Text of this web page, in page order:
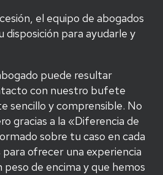
el equipo de abogados
para ayudarle y
puede resultar
con nuestro bufete
sencillo y comprensible. No
gracias a la «Diferencia de
sobre tu caso en cada
ofrecer una experiencia
de encima y que hemos